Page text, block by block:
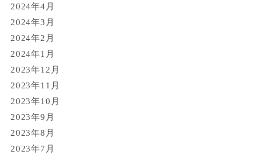
2024年4月
2024年3月
2024年2月
2024年1月
2023年12月
2023年11月
2023年10月
2023年9月
2023年8月
2023年7月